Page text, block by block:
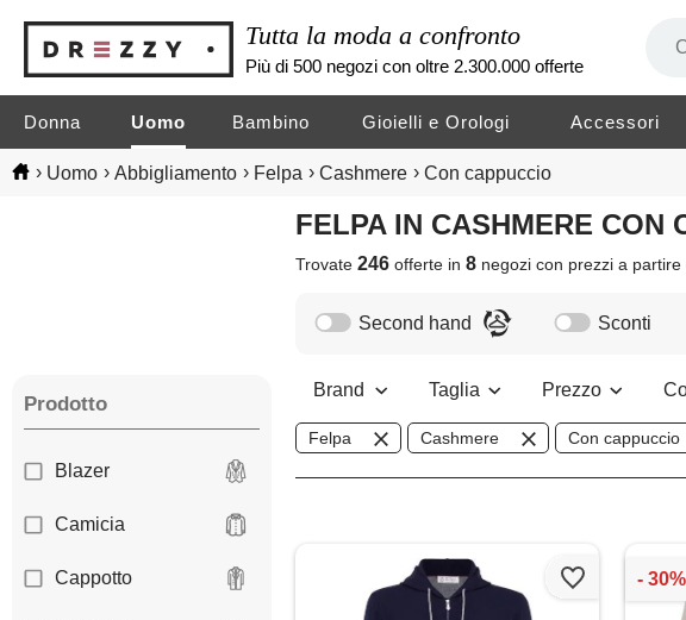
Tutta la moda a confronto
Più di 500 negozi con oltre 2.300.000 offerte
Donna Uomo Bambino Gioielli e Orologi Accessori
› Uomo › Abbigliamento › Felpa › Cashmere › Con cappuccio
FELPA IN CASHMERE CON
Trovate246 offerte in8 negozicon prezzi a
Prodotto
Blazer
Camicia
Cappotto
Second hand Sconti
Brand Taglia Prezzo
Felpa Cashmere Con cappuccio